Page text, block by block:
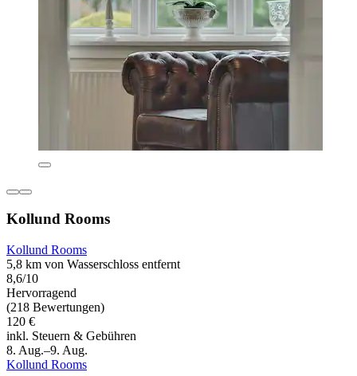
Kollund Rooms
Kollund Rooms
5,8 km von Wasserschloss entfernt
8,6/10
Hervorragend
(218 Bewertungen)
120 €
inkl. Steuern & Gebühren
8. Aug.–9. Aug.
Kollund Rooms